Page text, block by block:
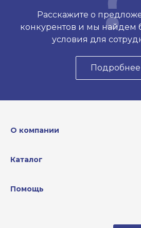
Расскажите о
конкурентов и мы найдем
условия для
Подробнее
О компании
Каталог
Помощь